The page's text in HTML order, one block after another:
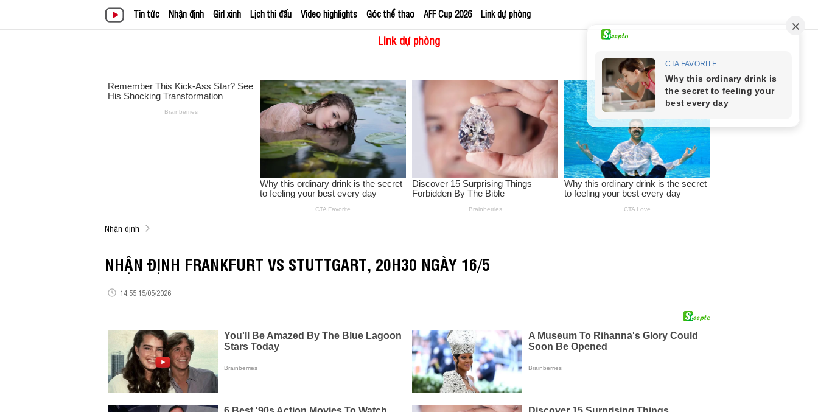
Tin tức Nhận định Girl xinh Lịch thi đấu Video highlights Góc thể thao AFF Cup 2026 Link dự phòng
Link dự phòng
Nhận định
NHẬN ĐỊNH FRANKFURT VS STUTTGART, 20H30 NGÀY 16/5
14:55 15/05/2026